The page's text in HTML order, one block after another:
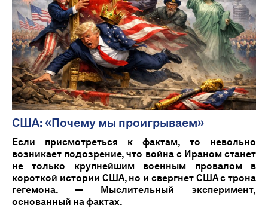
США: «Почему мы проигрываем»
Если присмотреться к фактам, то невольно
возникает подозрение, что война с Ираном станет
не только крупнейшим военным провалом в
короткой истории США, но и свергнет США с трона
гегемона. — Мыслительный эксперимент,
основанный на фактах.